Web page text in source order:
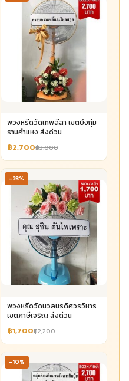
พวงหรีดวัดเทพลีลา เขตบึงกุ่ม
รามคำแหง ส่งด่วน
฿2,700฿3,000
-23%
พวงหรีดวัดนวลนรดิศวรวิหาร
เขตภาษีเจริญ ส่งด่วน
฿1,700฿2,200
-10%